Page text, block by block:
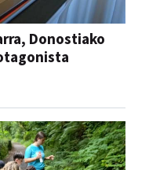
Donostiako